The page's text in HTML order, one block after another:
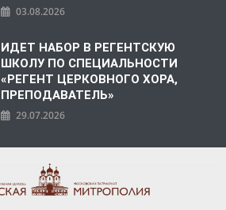
03.08.2026
ИДЕТ НАБОР В РЕГЕНТСКУЮ
ШКОЛУ ПО СПЕЦИАЛЬНОСТИ
«РЕГЕНТ ЦЕРКОВНОГО ХОРА,
ПРЕПОДАВАТЕЛЬ»
29.07.2026